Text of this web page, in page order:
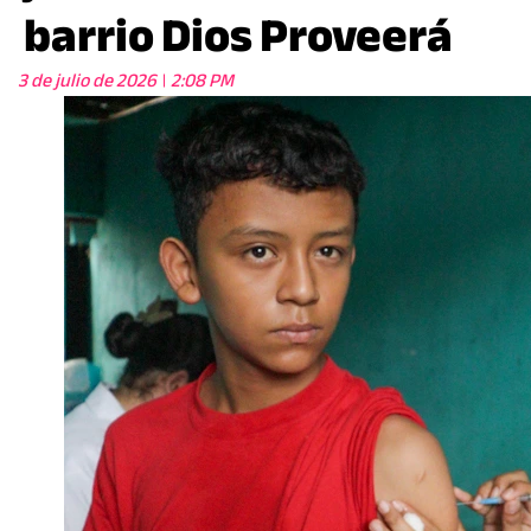
barrio Dios Proveerá
3 de julio de 2026 2:08 PM